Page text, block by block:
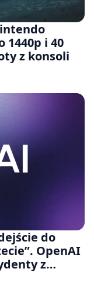
1440p i 40
z konsoli
do
OpenAI
z